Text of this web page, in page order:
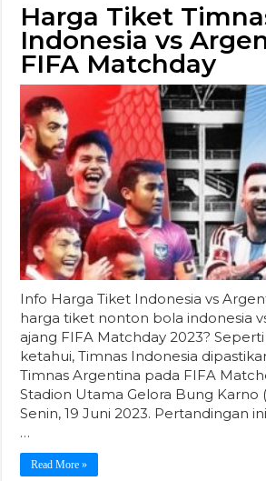
Harga Tiket
Indonesia vs
FIFA Matchday
Info Harga Tiket Indonesia vs
harga tiket nonton bola indonesia
ajang FIFA Matchday 2023?
ketahui, Timnas Indonesia
Timnas Argentina pada FIFA
Stadion Utama Gelora Bung Karno
Senin, 19 Juni 2023. Pertandingan
…
Read More »